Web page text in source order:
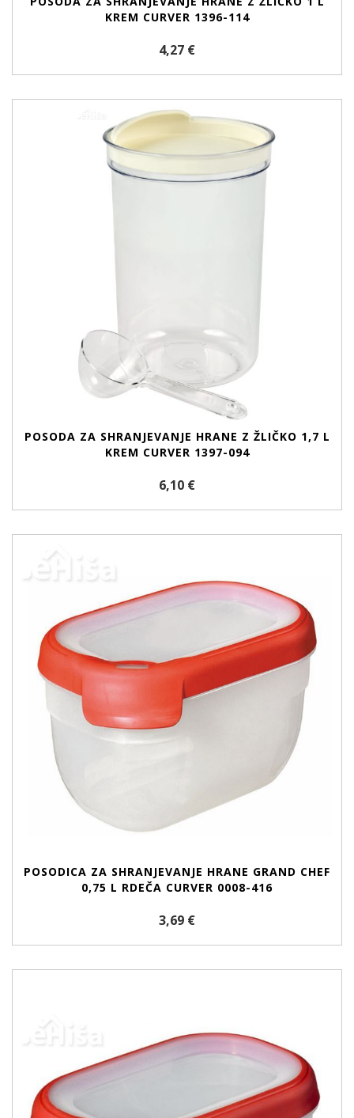
KREM CURVER 1396-114
4,27 €
POSODA ZA SHRANJEVANJE HRANE Z ŽLIČKO 1,7 L
KREM CURVER 1397-094
6,10 €
POSODICA ZA SHRANJEVANJE HRANE GRAND CHEF
0,75 L RDEČA CURVER 0008-416
3,69 €